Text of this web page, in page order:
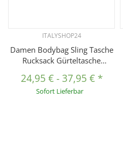
ITALYSHOP24
Damen Bodybag Sling Tasche
Rucksack Gürteltasche
Schultertasche Crossbody
Brusttasche Umhängetasche
24,95 €-37,95 € *
Sofort Lieferbar